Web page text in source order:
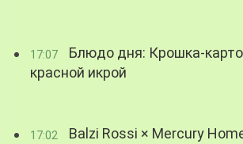
17:07
Блюдо дня: Крошка-
красной икрой
17:02
Balzi Rossi × Mercury